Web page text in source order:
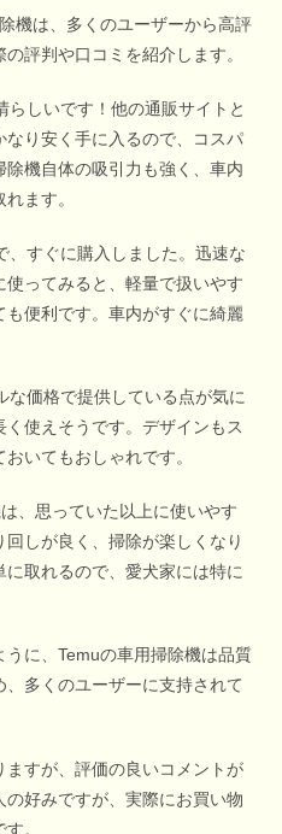
機は、多くのユーザーから高評
評判や口コミを紹介します。
しいです！他の通販サイトと
り安く手に入るので、コスパ
機自体の吸引力も強く、車内
ます。
、すぐに購入しました。迅速な
ってみると、軽量で扱いやす
便利です。車内がすぐに綺麗
価格で提供している点が気に
使えそうです。デザインもス
いてもおしゃれです。
、思っていた以上に使いやす
しが良く、掃除が楽しくなり
取れるので、愛犬家には特に
に、Temuの車用掃除機は品質
多くのユーザーに支持されて
すが、評価の良いコメントが
好みですが、実際にお買い物
。